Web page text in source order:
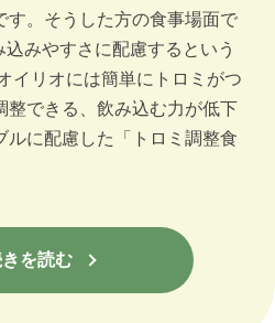
す。そうした方の食事場面で
込みやすさに配慮するという
イリオには簡単にトロミがつ
整できる、飲み込む力が低下
ルに配慮した「トロミ調整食
を読む